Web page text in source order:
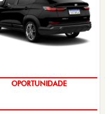
OPORTUNIDADE